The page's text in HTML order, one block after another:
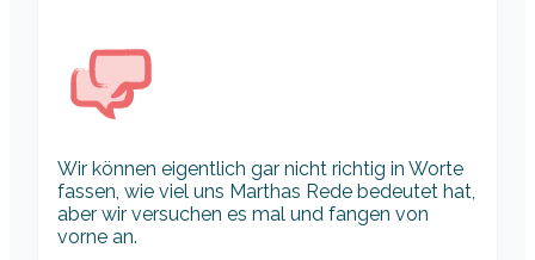
Wir können eigentlich gar nicht richtig in Worte
fassen, wie viel uns Marthas Rede bedeutet hat,
aber wir versuchen es mal und fangen von
vorne an.